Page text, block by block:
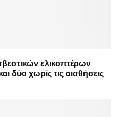
ελικοπτέρων
δύο χωρίς τις αισθήσεις